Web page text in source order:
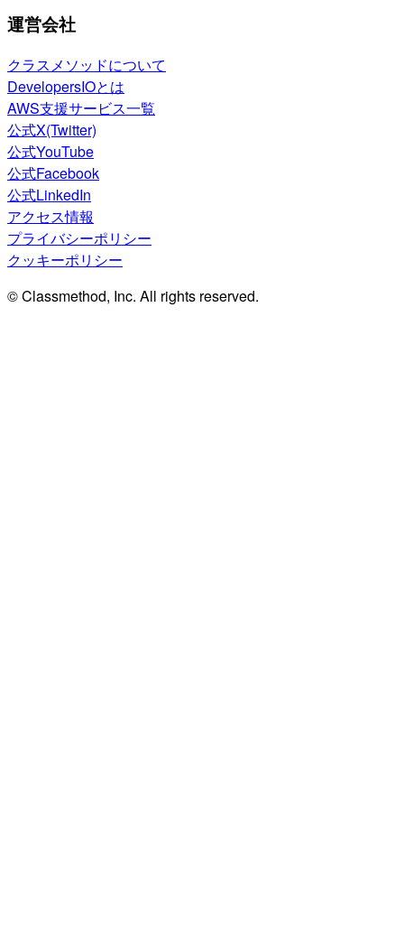
運営会社
クラスメソッドについて
DevelopersIOとは
AWS支援サービス一覧
公式X(Twitter)
公式YouTube
公式Facebook
公式LinkedIn
アクセス情報
プライバシーポリシー
クッキーポリシー
© Classmethod, Inc. All rights reserved.